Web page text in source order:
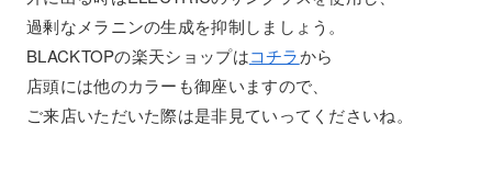
過剰なメラニンの生成を抑制しましょう。
BLACKTOPの楽天ショップはコチラから
店頭には他のカラーも御座いますので、
ご来店いただいた際は是非見ていってくださいね。